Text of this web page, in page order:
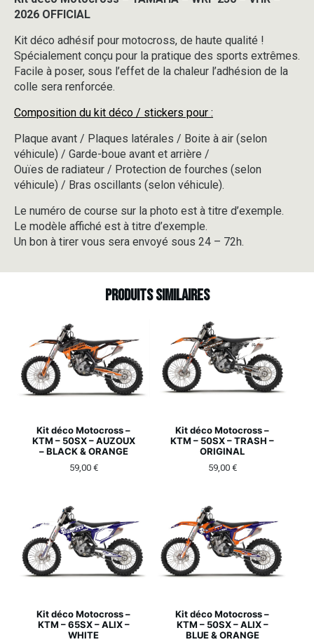
250
VHR
-
2026
OFFICIAL
2026 OFFICIAL
Kit déco adhésif pour motocross, de haute qualité !
Spécialement conçu pour la pratique des sports extrêmes.
Facile à poser, sous l’effet de la chaleur l’adhésion de la
colle sera renforcée.
Composition du kit déco / stickers pour :
Plaque avant / Plaques latérales / Boite à air (selon
véhicule) / Garde-boue avant et arrière /
Ouïes de radiateur / Protection de fourches (selon
véhicule) / Bras oscillants (selon véhicule).
Le numéro de course sur la photo est à titre d’exemple.
Le modèle affiché est à titre d’exemple.
Un bon à tirer vous sera envoyé sous 24 – 72h.
Produits similaires
Kit déco Motocross –
KTM – 50SX – AUZOUX
– BLACK & ORANGE
59,00 €
Kit déco Motocross –
KTM – 50SX – TRASH –
ORIGINAL
59,00 €
Kit déco Motocross –
KTM – 65SX – ALIX –
WHITE
Kit déco Motocross –
KTM – 50SX – ALIX –
BLUE & ORANGE